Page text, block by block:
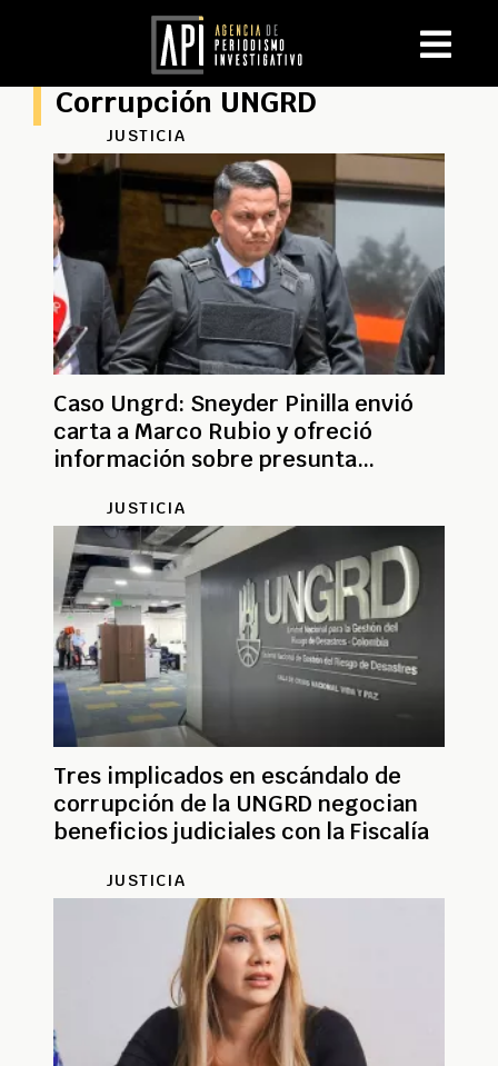
Corrupción UNGRD
JUSTICIA
Caso Ungrd: Sneyder Pinilla envió
carta a Marco Rubio y ofreció
información sobre presunta
JUSTICIA
Tres implicados en escándalo de
corrupción de la UNGRD negocian
beneficios judiciales con la Fiscalía
JUSTICIA